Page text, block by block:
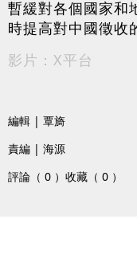
暫緩對各個國家和
時提高對中國徵收
影片：X平台
編輯 | 覃旖
責編 | 海源
評論（ 0 ） 收藏（ 0 ）